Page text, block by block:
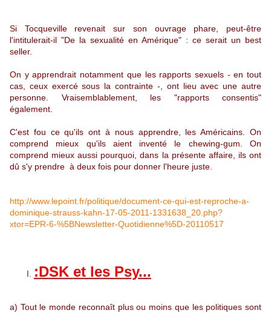
Si Tocqueville revenait sur son ouvrage phare, peut-être
l'intitulerait-il "De la sexualité en Amérique" : ce serait un best
seller.
On y apprendrait notamment que les rapports sexuels - en tout
cas, ceux exercé sous la contrainte -, ont lieu avec une autre
personne. Vraisemblablement, les "rapports consentis"
également.
C'est fou ce qu'ils ont à nous apprendre, les Américains. On
comprend mieux qu'ils aient inventé le chewing-gum. On
comprend mieux aussi pourquoi, dans la présente affaire, ils ont
dû s'y prendre à deux fois pour donner l'heure juste.
http://www.lepoint.fr/politique/document-ce-qui-est-reproche-a-
dominique-strauss-kahn-17-05-2011-1331638_20.php?
xtor=EPR-6-%5BNewsletter-Quotidienne%5D-20110517
:DSK et les Psy...
a) Tout le monde reconnaît plus ou moins que les politiques sont